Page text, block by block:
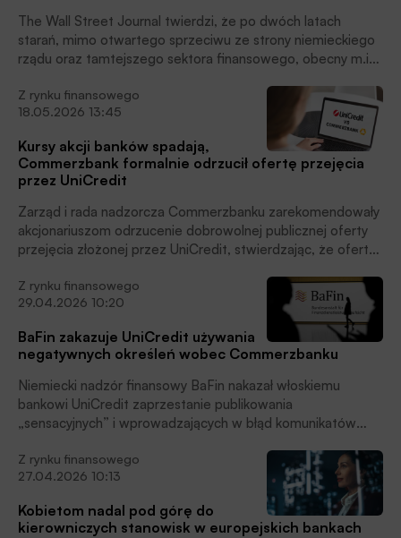
The Wall Street Journal twierdzi, że po dwóch latach
starań, mimo otwartego sprzeciwu ze strony niemieckiego
rządu oraz tamtejszego sektora finansowego, obecny m.in
Commerzbankiem, pisze Jan Cipiur i spekuluje jak to
ewentualne przejęcie może wpłynąć na polski rynek
Z rynku finansowego
18.05.2026 13:45
Kursy akcji banków spadają,
Commerzbank formalnie odrzucił ofertę przejęcia
przez UniCredit
Zarząd i rada nadzorcza Commerzbanku zarekomendowały
akcjonariuszom odrzucenie dobrowolnej publicznej oferty
przejęcia złożonej przez UniCredit, stwierdzając, że oferta
fundamentalnej wartości banku – podał bank w
poniedziałek (18.05.2026) w komunikacie.
Z rynku finansowego
29.04.2026 10:20
BaFin zakazuje UniCredit używania
negatywnych określeń wobec Commerzbanku
Niemiecki nadzór finansowy BaFin nakazał włoskiemu
bankowi UniCredit zaprzestanie publikowania
„sensacyjnych” i wprowadzających w błąd komunikatów
Decyzja regulatora jest kolejnym etapem zaostrzającego
się konfliktu między obiema instytucjami finansowymi, który
od kilku miesięcy przyciąga uwagę rynków i polityków w
Niemczech.
Z rynku finansowego
27.04.2026 10:13
Kobietom nadal pod górę do
kierowniczych stanowisk w europejskich bankach